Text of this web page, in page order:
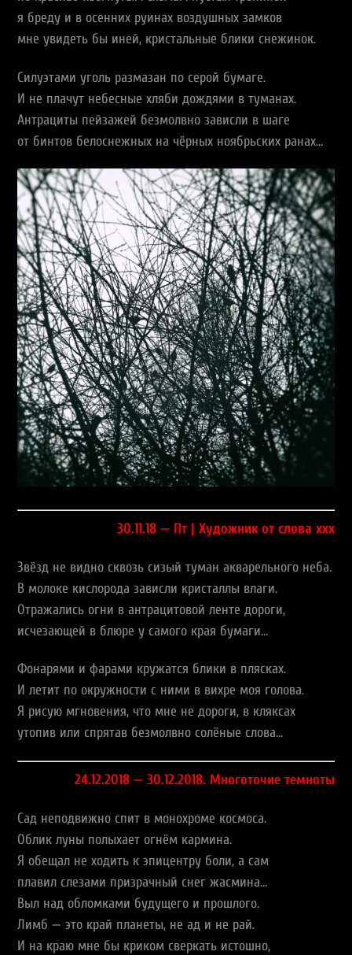
я бреду и в осенних руинах воздушных замков
мне увидеть бы иней, кристальные блики снежинок.
Силуэтами уголь размазан по серой бумаге.
И не плачут небесные хляби дождями в туманах.
Антрациты пейзажей безмолвно зависли в шаге
от бинтов белоснежных на чёрных ноябрьских ранах…
30.11.18 — Пт | Художник от слова ххх
Звёзд не видно сквозь сизый туман акварельного неба.
В молоке кислорода зависли кристаллы влаги.
Отражались огни в антрацитовой ленте дороги,
исчезающей в блюре у самого края бумаги…
Фонарями и фарами кружатся блики в плясках.
И летит по окружности с ними в вихре моя голова.
Я рисую мгновения, что мне не дороги, в кляксах
утопив или спрятав безмолвно солёные слова…
24.12.2018 — 30.12.2018. Многоточие темноты
Сад неподвижно спит в монохроме космоса.
Облик луны полыхает огнём кармина.
Я обещал не ходить к эпицентру боли, а сам
плавил слезами призрачный снег жасмина…
Выл над обломками будущего и прошлого.
Лимб — это край планеты, не ад и не рай.
И на краю мне бы криком сверкать истошно,